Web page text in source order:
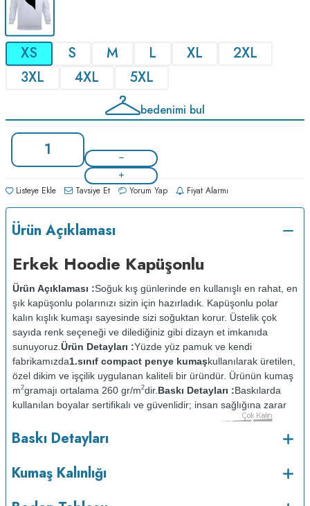
XS S M L XL
2XL
3XL
4XL 5XL
bedenimi bul
Listeye Ekle Tavsiye Et Yorum Yap Fiyat Alarmı
Ürün Açıklaması
Erkek Hoodie Kapüşonlu
Ürün Açıklaması :Soğuk kış günlerinde en kullanışlı en rahat, en
şık kapüşonlu polarınızı sizin için hazırladık. Kapüşonlu polar
kalın kışlık kumaşı sayesinde sizi soğuktan korur. Üstelik çok
sayıda renk seçeneği ve dilediğiniz gibi dizayn et imkanıda
sunuyoruz. Ürün Detayları :Yüzde yüz pamuk ve kendi
fabrikamızda1.sınıf compact penye kumaşkullanılarak üretilen,
özel dikim ve işçilik uygulanan kaliteli bir üründür. Ürünün kumaş
m2gramajı ortalama 260 gr/m2dir. Baskı Detayları :Baskılarda
kullanılan boyalar sertifikalı ve güvenlidir; insan sağlığına zarar
vermez.
Kumaş Kalınlığı :
Bakım : Kısa programda maksimum 30
kurutulmaz.Orta ısıda ve tersten ütülenir.
Baskı Detayları
Kumaş Kalınlığı